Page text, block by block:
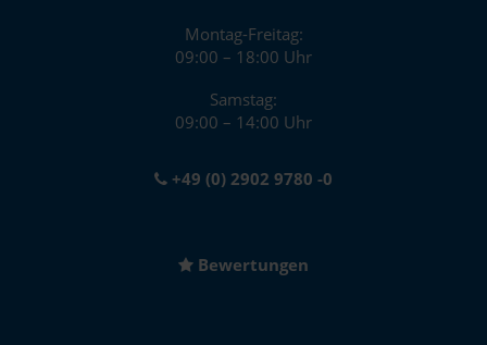
Montag-Freitag:
09:00 – 18:00 Uhr
Samstag:
09:00 – 14:00 Uhr
+49 (0) 2902 9780 -0
Bewertungen